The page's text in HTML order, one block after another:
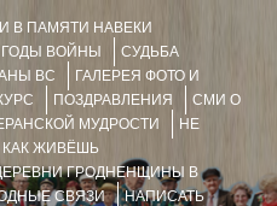
И В ПАМЯТИ НАВЕКИ
ВОЙНЫ
СУДЬБА
ВС
ГАЛЕРЕЯ ФОТО И
ПОЗДРАВЛЕНИЯ
СМИ О
МУДРОСТИ
НЕ
КАК ЖИВЁШЬ
ГРОДНЕНЩИНЫ В
СВЯЗИ
НАПИСАТЬ